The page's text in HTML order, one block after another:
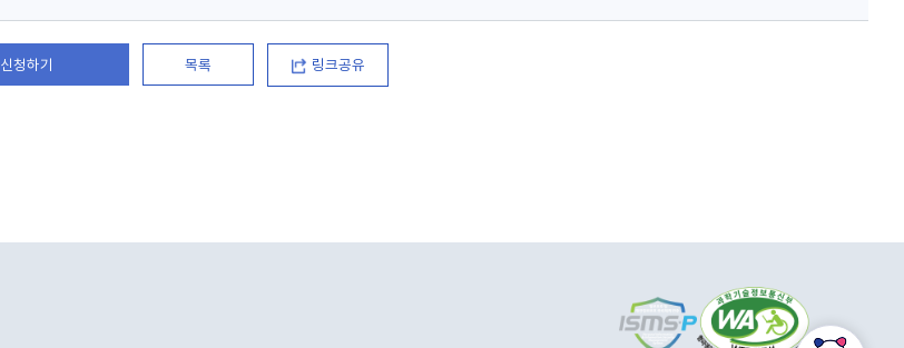
신청하기 목록 링크공유